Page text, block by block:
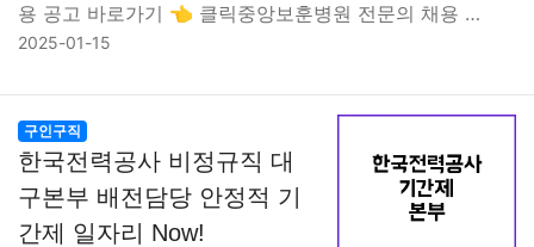
용 공고 바로가기 👈 클릭중앙보훈병원 전문의 채용 …
2025-01-15
구인구직
한국전력공사 비정규직 대
구본부 배전담당 안정적 기
간제 일자리 Now!